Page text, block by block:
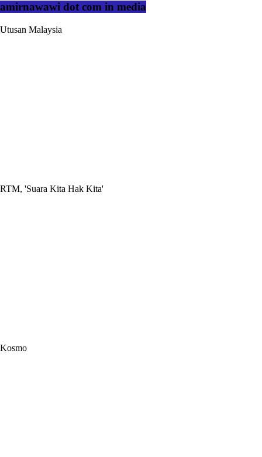
amirnawawi dot com in media
Utusan Malaysia
RTM, 'Suara Kita Hak Kita'
Kosmo